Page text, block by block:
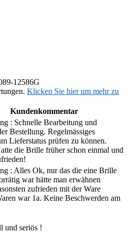
12586G
Klicken Sie hier um mehr zu
Kundenkommentar
: Schnelle Bearbeitung und
Bestellung. Regelmässiges
Lieferstatus prüfen zu können.
die Brille früher schon einmal und
: Alles Ok, nur das die eine Brille
war hätte man erwähnen
zufrieden mit der Ware
war 1a. Keine Beschwerden am
und seriös !